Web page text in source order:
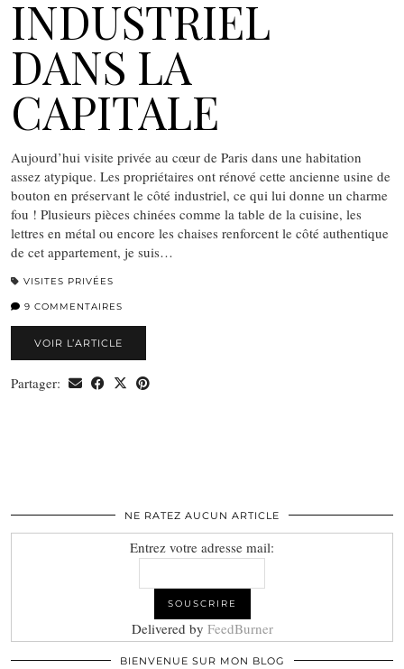
INDUSTRIEL
DANS LA
CAPITALE
Aujourd’hui visite privée au cœur de Paris dans une habitation
assez atypique. Les propriétaires ont rénové cette ancienne usine de
bouton en préservant le côté industriel, ce qui lui donne un charme
fou ! Plusieurs pièces chinées comme la table de la cuisine, les
lettres en métal ou encore les chaises renforcent le côté authentique
de cet appartement, je suis…
VISITES PRIVÉES
9 COMMENTAIRES
VOIR L’ARTICLE
Partager:
NE RATEZ AUCUN ARTICLE
Entrez votre adresse mail:
Delivered by FeedBurner
BIENVENUE SUR MON BLOG